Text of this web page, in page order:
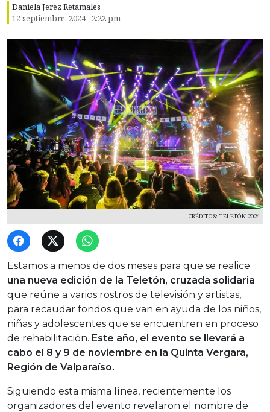
Daniela Jerez Retamales
12 septiembre, 2024 - 2:22 pm
CRÉDITOS: TELETÓN 2024
Estamos a menos de dos meses para que se realice
una nueva edición de la Teletón, cruzada solidaria
que reúne a varios rostros de televisión y artistas,
para recaudar fondos que van en ayuda de los niños,
niñas y adolescentes que se encuentren en proceso
de rehabilitación. Este año, el evento se llevará a
cabo el 8 y 9 de noviembre en la Quinta Vergara,
Región de Valparaíso.
Siguiendo esta misma línea, recientemente los
organizadores del evento revelaron el nombre de